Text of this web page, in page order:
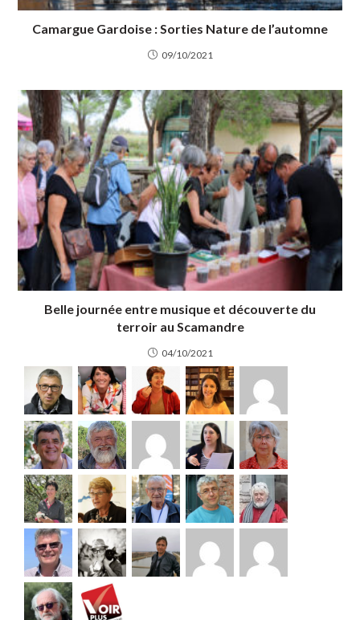
Camargue Gardoise : Sorties Nature de l’automne
09/10/2021
Belle journée entre musique et découverte du
terroir au Scamandre
04/10/2021